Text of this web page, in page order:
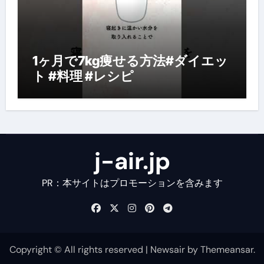
1ヶ月で7kg痩せる方法#ダイエッ
ト #料理 #レシピ
j-air.jp
PR：本サイトはプロモーションを含みます
Copyright © All rights reserved | NewsairbyThemeansar.